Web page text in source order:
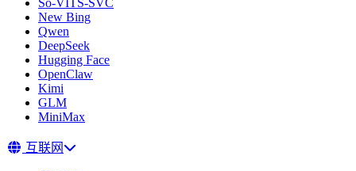
So-VITS-SVC
New Bing
Qwen
DeepSeek
Hugging Face
OpenClaw
Kimi
GLM
MiniMax
互联网